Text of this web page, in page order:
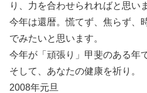
り、力を合わせられればと思い
今年は還暦。慌てず、焦らず、
でみたいと思います。
今年が「頑張り」甲斐のある年
そして、あなたの健康を祈り。
2008年元旦